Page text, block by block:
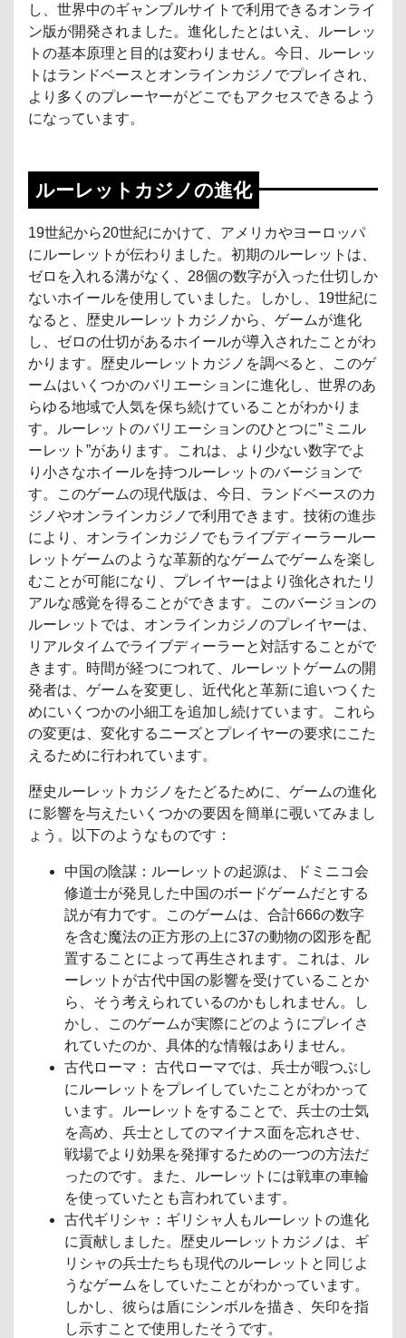
し、世界中のギャンブルサイトで利用できるオンライ
ン版が開発されました。進化したとはいえ、ルーレッ
トの基本原理と目的は変わりません。今日、ルーレッ
トはランドベースとオンラインカジノでプレイされ、
より多くのプレーヤーがどこでもアクセスできるよう
になっています。
ルーレットカジノの進化
19世紀から20世紀にかけて、アメリカやヨーロッパ
にルーレットが伝わりました。初期のルーレットは、
ゼロを入れる溝がなく、28個の数字が入った仕切しか
ないホイールを使用していました。しかし、19世紀に
なると、歴史ルーレットカジノから、ゲームが進化
し、ゼロの仕切があるホイールが導入されたことがわ
かります。歴史ルーレットカジノを調べると、このゲ
ームはいくつかのバリエーションに進化し、世界のあ
らゆる地域で人気を保ち続けていることがわかりま
す。ルーレットのバリエーションのひとつに”ミニル
ーレット”があります。これは、より少ない数字でよ
り小さなホイールを持つルーレットのバージョンで
す。このゲームの現代版は、今日、ランドベースのカ
ジノやオンラインカジノで利用できます。技術の進歩
により、オンラインカジノでもライブディーラールー
レットゲームのような革新的なゲームでゲームを楽し
むことが可能になり、プレイヤーはより強化されたリ
アルな感覚を得ることができます。このバージョンの
ルーレットでは、オンラインカジノのプレイヤーは、
リアルタイムでライブディーラーと対話することがで
きます。時間が経つにつれて、ルーレットゲームの開
発者は、ゲームを変更し、近代化と革新に追いつくた
めにいくつかの小細工を追加し続けています。これら
の変更は、変化するニーズとプレイヤーの要求にこた
えるために行われています。
歴史ルーレットカジノをたどるために、ゲームの進化
に影響を与えたいくつかの要因を簡単に覗いてみまし
ょう。以下のようなものです：
中国の陰謀：ルーレットの起源は、ドミニコ会
修道士が発見した中国のボードゲームだとする
説が有力です。このゲームは、合計666の数字
を含む魔法の正方形の上に37の動物の図形を配
置することによって再生されます。これは、ル
ーレットが古代中国の影響を受けていることか
ら、そう考えられているのかもしれません。し
かし、このゲームが実際にどのようにプレイさ
れていたのか、具体的な情報はありません。
古代ローマ： 古代ローマでは、兵士が暇つぶし
にルーレットをプレイしていたことがわかって
います。ルーレットをすることで、兵士の士気
を高め、兵士としてのマイナス面を忘れさせ、
戦場でより効果を発揮するための一つの方法だ
ったのです。また、ルーレットには戦車の車輪
を使っていたとも言われています。
古代ギリシャ：ギリシャ人もルーレットの進化
に貢献しました。歴史ルーレットカジノは、ギ
リシャの兵士たちも現代のルーレットと同じよ
うなゲームをしていたことがわかっています。
しかし、彼らは盾にシンボルを描き、矢印を指
し示すことで使用したそうです。